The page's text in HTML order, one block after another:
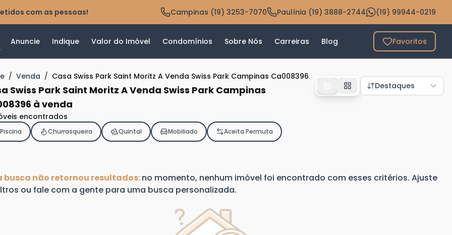
com as pessoas! Campinas (19) 3253-7070 Paulínia (19) 3888-2744 (19) 99944-0219
Anuncie Indique Valor do Imóvel Condomínios Sobre Nós Carreiras Blog Favoritos
/ Venda / Casa Swiss Park Saint Moritz A Venda Swiss Park Campinas Ca008396
Swiss Park Saint Moritz A Venda Swiss Park Campinas
à venda
encontrados
Destaques
Piscina Churrasqueira Quintal Mobiliado Aceita Permuta
busca não retornou resultados:no momento, nenhum imóvel foi encontrado com esses critérios. Ajuste
ou fale com a gente para uma busca personalizada.